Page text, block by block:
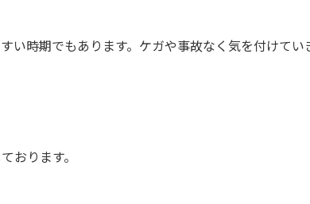
時期でもあります。ケガや事故なく気を付けてい
おります。